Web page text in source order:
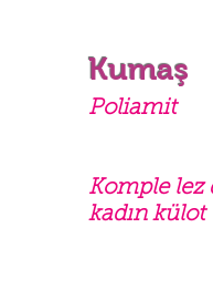
Kumaş
Poliamit
Komple lez
kadın külot